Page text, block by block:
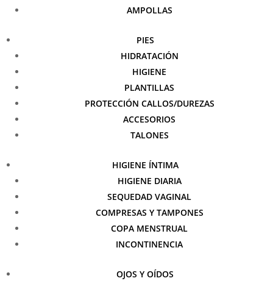
AMPOLLAS
PIES
HIDRATACIÓN
HIGIENE
PLANTILLAS
PROTECCIÓN CALLOS/DUREZAS
ACCESORIOS
TALONES
HIGIENE ÍNTIMA
HIGIENE DIARIA
SEQUEDAD VAGINAL
COMPRESAS Y TAMPONES
COPA MENSTRUAL
INCONTINENCIA
OJOS Y OÍDOS